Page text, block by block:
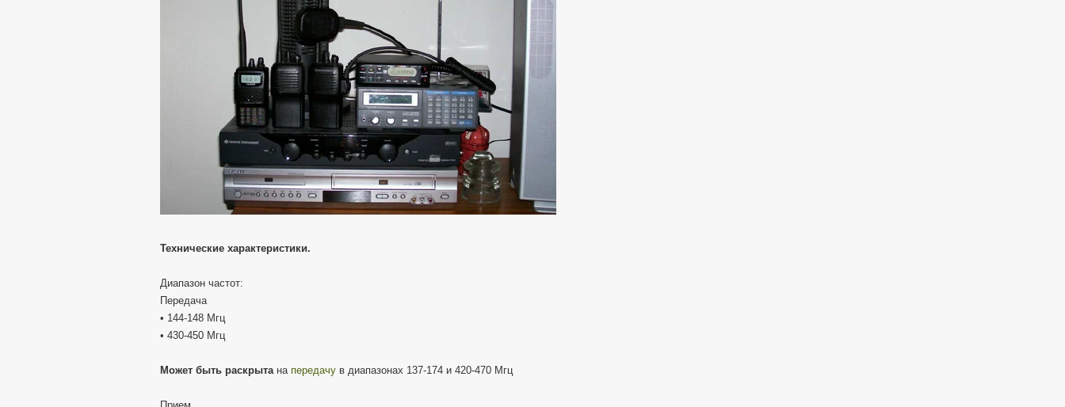
Технические характеристики.
Диапазон частот:
Передача
• 144-148 Мгц
• 430-450 Мгц
Может быть раскрытана передачу в диапазонах 137-174 и 420-470 Мгц